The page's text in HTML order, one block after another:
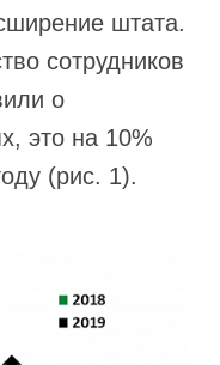
штата.
сотрудников
о
это на 10%
(рис. 1).